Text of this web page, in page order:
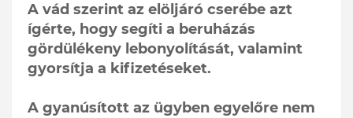
A vád szerint az elöljáró cserébe azt
ígérte, hogy segíti a beruházás
gördülékeny lebonyolítását, valamint
gyorsítja a kifizetéseket.
A gyanúsított az ügyben egyelőre nem